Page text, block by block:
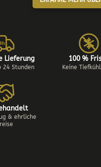
Lieferung
24 Stunden
100 %
Keine
& ehrliche